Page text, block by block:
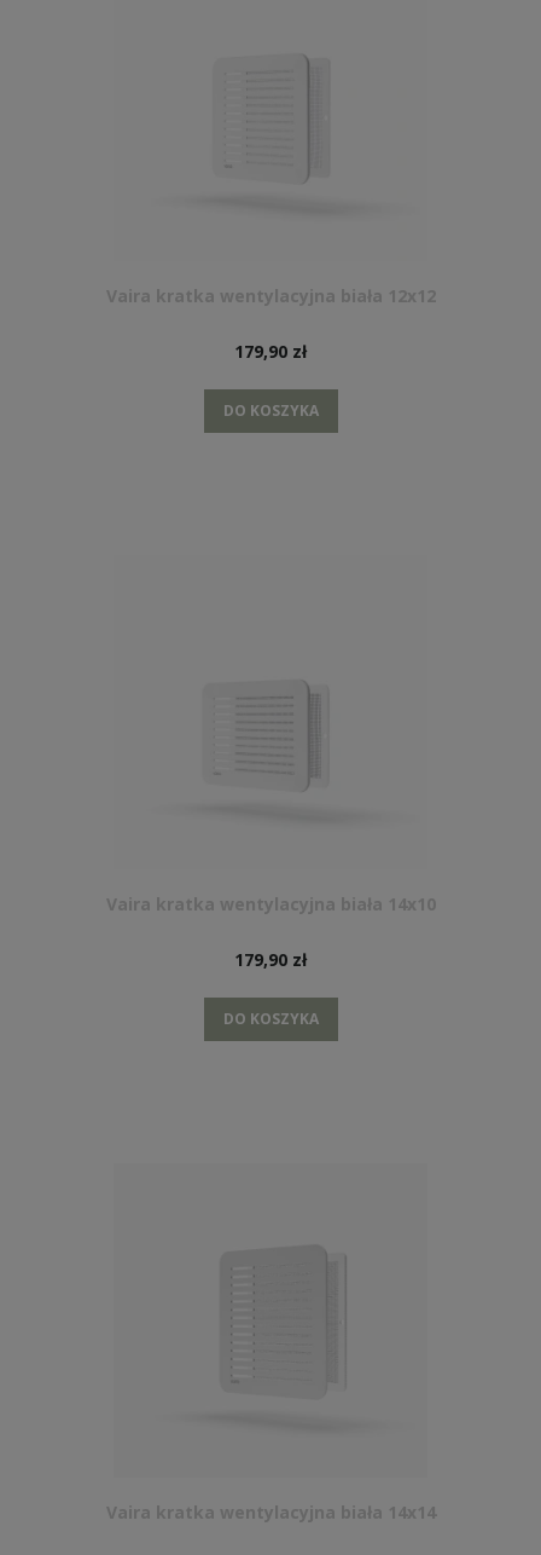
Vaira kratka wentylacyjna biała 12x12
179,90 zł
DO KOSZYKA
Vaira kratka wentylacyjna biała 14x10
179,90 zł
DO KOSZYKA
Vaira kratka wentylacyjna biała 14x14